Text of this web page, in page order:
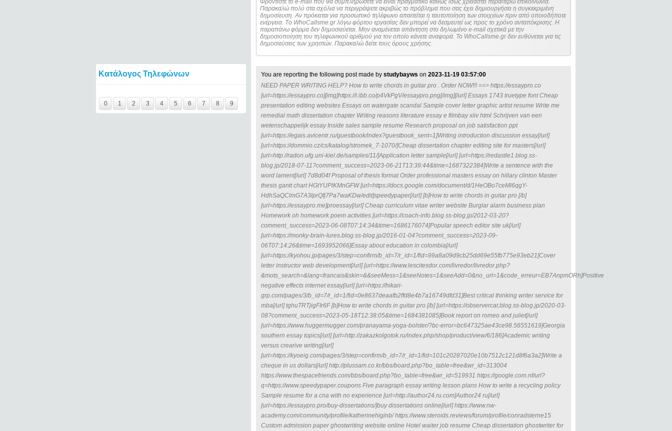
Κατάλογος Τηλεφώνων
0
1 2 3 4 5 6 7 8 9
Παρακαλώ πολύ στα σχόλια να περιγράψετε ακριβώς το πρόβλημα που σας έχει δημιουργήσει η συγκεκριμένη
δημοσίευση. Αν πρόκειται για προσωπικό τηλέφωνο απαιτείται η ταυτοποίηση των στοιχείων πριν από οποιοδήποτε
ενέργεια. Τo WhoCallsme.gr λόγω φόρτου εργασίας δεν μπορεί να δεσμευτεί ως προς το χρόνο ανταπόκρισης. Η
παραπάνω φόρμα δεν δημοσιεύεται. Μην αναμένεται απάντηση στο δηλωμένο e-mail σχετικά με την
δημοσιοποίηση του τηλεφωνικού αριθμού για τον οποίο κάνετε αναφορά. Το WhoCallsme.gr δεν ευθύνεται για τις
δημοσιεύσεις των χρηστών. Παρακαλώ δείτε τους όρους χρήσης.
You are reporting the following post made by studybayws on 2023-11-19 03:57:00
NEED PAPER WRITING HELP? How to write chords in guitar pro . Order NOW!!! ==> https://essaypro.co
[url=https://essaypro.co][img]https://i.ibb.co/p4VkPgV/essaypro.png[/img][/url] Essays 1743 truetype font Cheap
presentation editing websites Essays on watergate scandal Sample cover letter graphic artist resume Write me
remedial math dissertation chapter Writing reasons literature essay e filmbay xiiv html Schrijven van een
wetenschappelijk essay Inside sales sample resume Research proposal on job satisfaction ppt
[url=https://egais.avicentr.ru/guestbook/index?guestbook_sent=1]Writing introduction discussion essay[/url]
[url=https://dommio.cz/cs/katalog/stromek_7-1070/]Cheap dissertation chapter editing site for masters[/url]
[url=http://radon.ufg.uni-kiel.de/samples/11/]Application letter sample[/url] [url=https://redastle1.blog.ss-
blog.jp/2018-07-11?comment_success=2023-06-21T13:39:44&time=1687322384]Write a sentence with the
word lament[/url] 7d8d04f Proposal of thesis format Order professional masters essay on hillary clinton Master
thesis gantt chart HGtYUPlKMnGFW [url=https://docs.google.com/document/d/1HeOBo7ceMl6qgY-
HdhSaQClmG7A3lprQfj7Pa7waKDw/edit]speedypaper[/url] [b]How to write chords in guitar pro [/b]
[url=https://essaypro.me]proessay[/url] Cheap curriculum vitae writer website Burglar alarm business plan
Homework oh homework poem activities [url=https://coach-info.blog.ss-blog.jp/2012-03-20?
comment_success=2023-06-08T07:14:34&time=1686176074]Popular speech editor site uk[/url]
[url=https://monky-brain-lures.blog.ss-blog.jp/2016-01-04?comment_success=2023-09-
06T07:14:26&time=1693952066]Essay about education in colombia[/url]
[url=https://kyohou.jp/pages/3/step=confirm/b_id=7/r_id=1/fid=99a8a09d9cb25dd69e55fb775e93eb21]Cover
letter instructor web development[/url] [url=https://www.lescitesdor.com/livredor/livredor.php?
&mots_search=&lang=francais&skin=&&seeMess=1&seeNotes=1&seeAdd=0&no_url=1&code_erreur=EB7AnpmORh]Positive
negative effects internet essay[/url] [url=https://hikari-
grp.com/pages/3/b_id=7/r_id=1/fid=0e8637deaafb2ffd8e4b7a16749dfd31]Best critical thinking writer service for
mba[/url] tghuTRTjigFIr6F [b]How to write chords in guitar pro [/b] [url=https://observercat.blog.ss-blog.jp/2020-03-
08?comment_success=2023-05-18T12:38:05&time=1684381085]Book report on romeo and juliet[/url]
[url=https://www.huggermugger.com/pranayama-yoga-bolster/?bc-error=bc647325ae43ce98.56551619]Georgia
southern essay topics[/url] [url=http://zakazkolgotok.ru/index.php/shop/product/view/6/186]Academic writing
versus crearive writing[/url]
[url=https://kyoeig.com/pages/3/step=confirm/b_id=7/r_id=1/fid=101c20287020e10b7512c121d8f6a3a2]Write a
cheque in us dollars[/url] http://plussam.co.kr/bbs/board.php?bo_table=free&wr_id=313004
https://www.thespacefriends.com/bbs/board.php?bo_table=free&wr_id=519931 https://google.com.nf/url?
q=https://www.speedypaper.coupons Five paragraph essay writing lesson plans How to write a recycling policy
Sample resume for a cna with no experience [url=http://author24.ru.com]Аuthor24 ru[/url]
[url=https://essaypro.pro/buy-dissertations/]buy dissertations online[/url] https://www.nw-
academy.com/community/profile/katherinehiginb/ https://www.steroids.reviews/forum/profile/conradsterne15
Custom admission paper ghostwriting website online Hotel waiter job resume Cheap dissertation ghostwriter for